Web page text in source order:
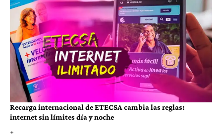
Recarga internacional de ETECSA cambia las reglas:
internet sin límites día y noche